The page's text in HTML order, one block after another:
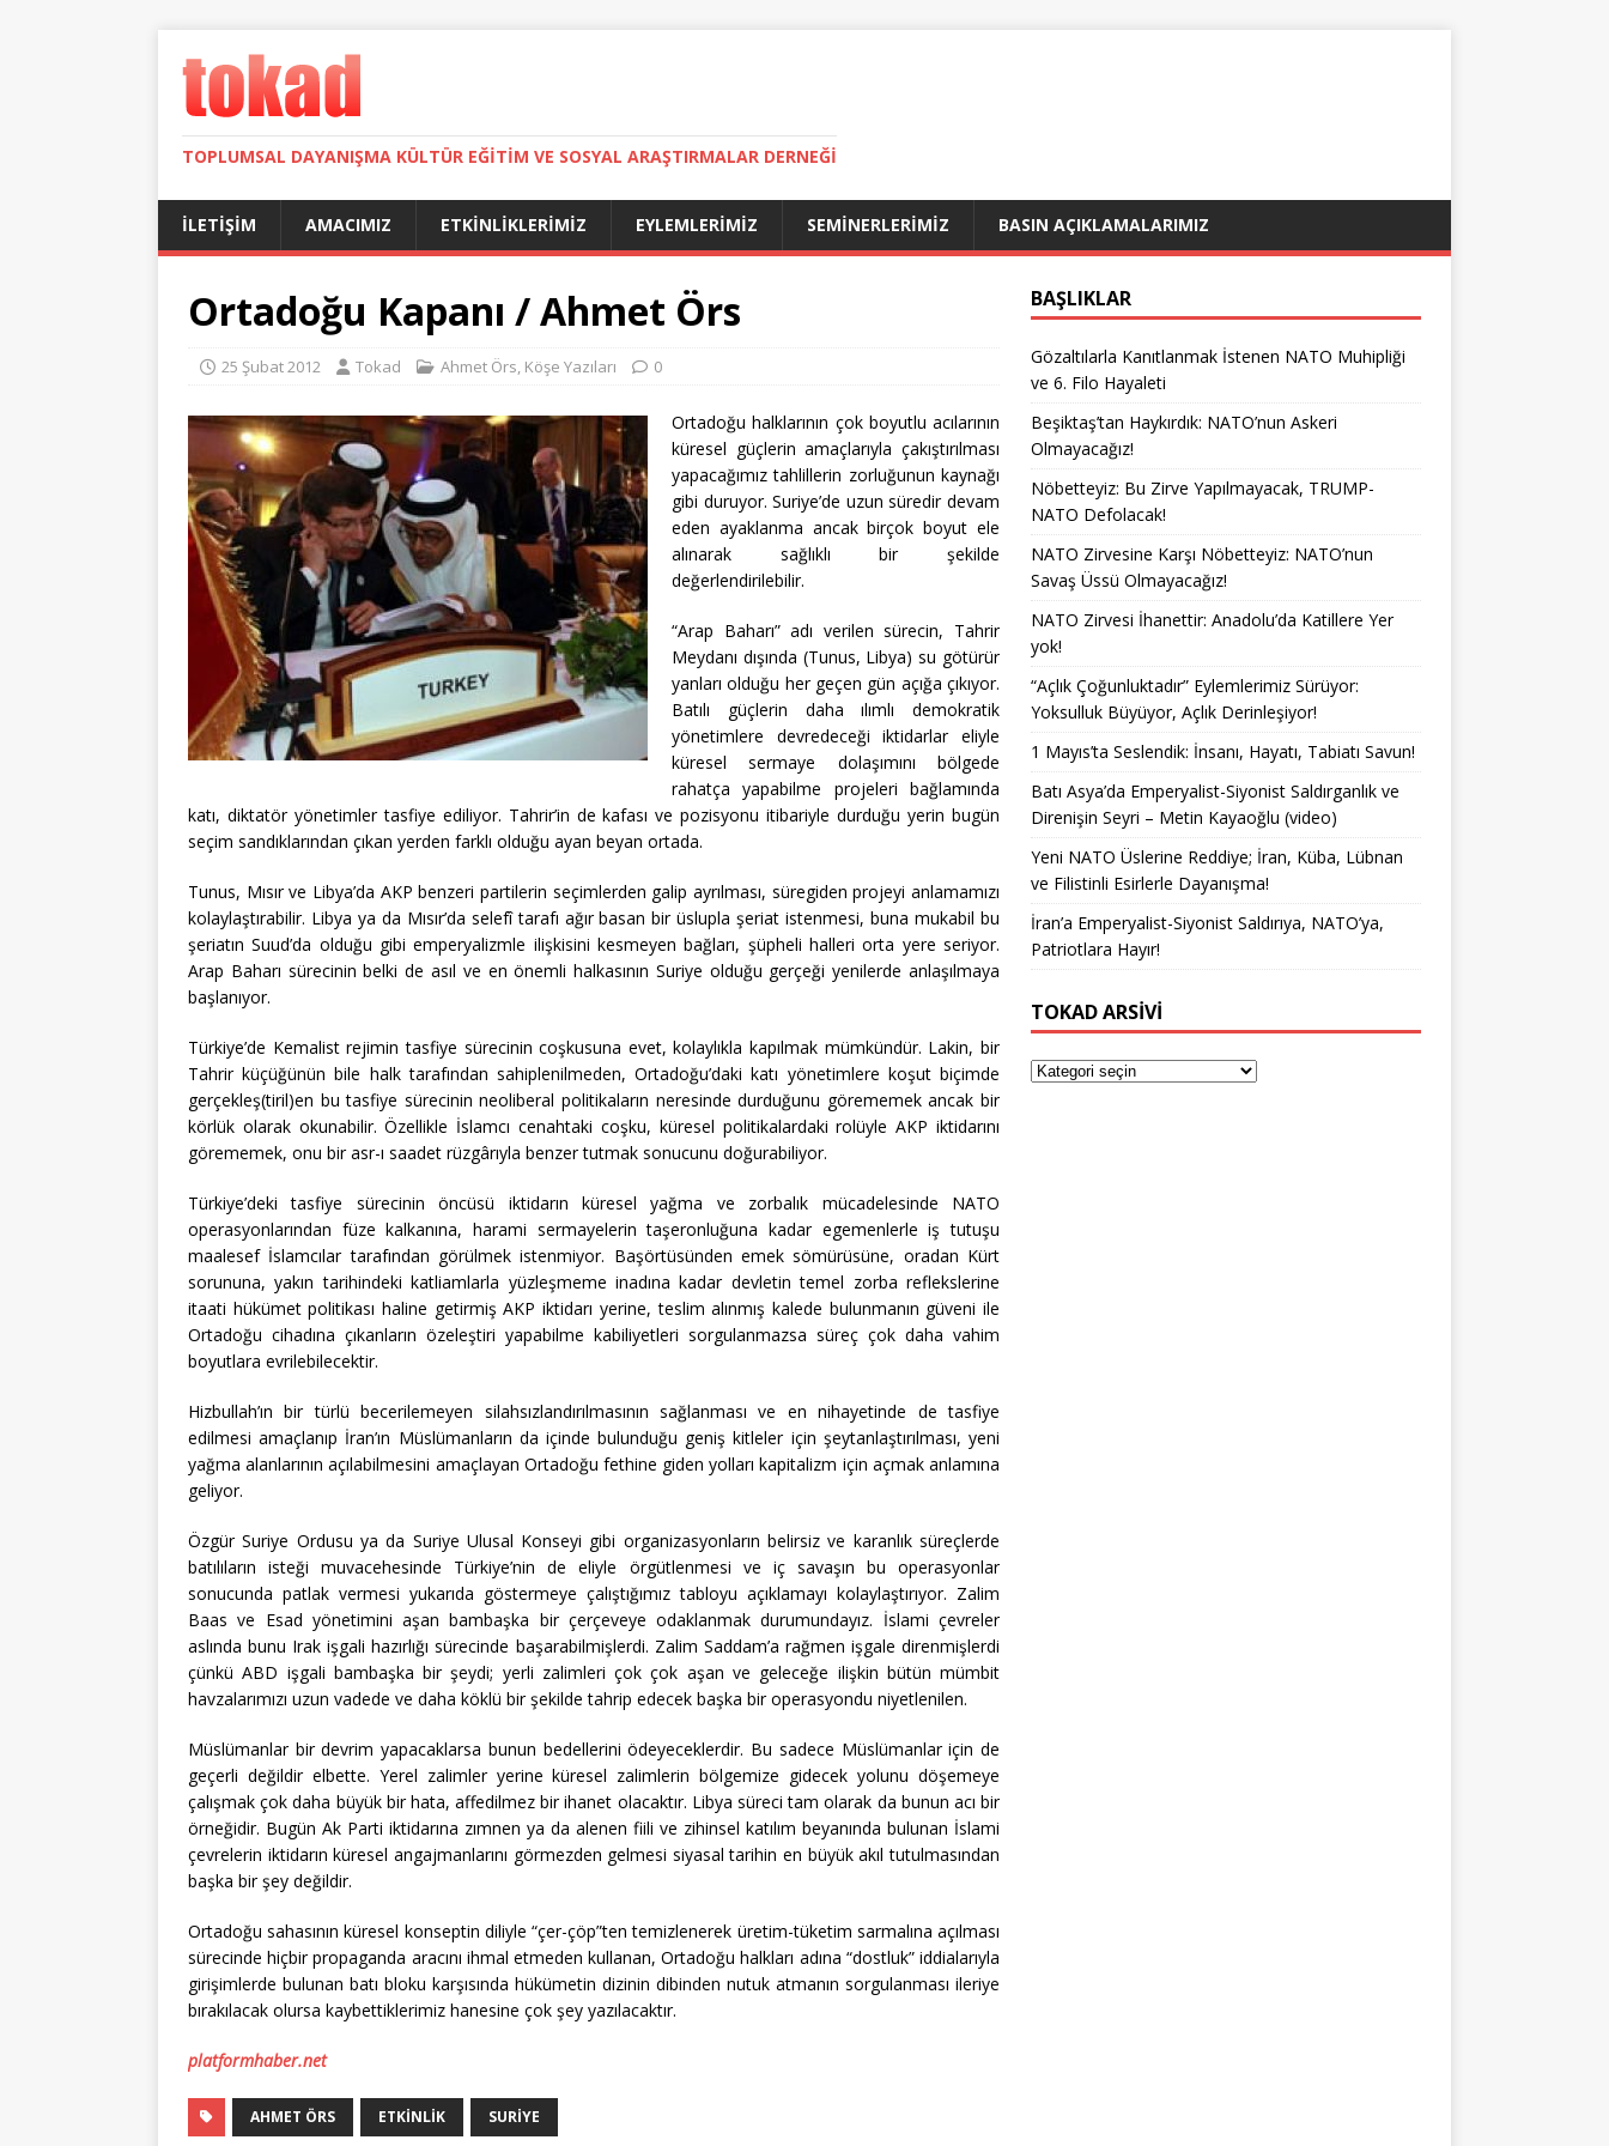
TOPLUMSAL DAYANIŞMA KÜLTÜR EĞITIM VE SOSYAL ARAŞTIRMALAR DERNEĞI
İLETIŞIM AMACIMIZ ETKINLIKLERIMIZ EYLEMLERIMIZ SEMINERLERIMIZ BASIN AÇIKLAMALARIMIZ
Ortadoğu Kapanı / Ahmet Örs
25 Şubat 2012 Tokad Ahmet Örs, Köşe Yazıları 0
Ortadoğu halklarının çok boyutlu acılarının
küresel güçlerin amaçlarıyla çakıştırılması
yapacağımız tahlillerin zorluğunun kaynağı
gibi duruyor. Suriye’de uzun süredir devam
eden ayaklanma ancak birçok boyut ele
alınarak sağlıklı bir şekilde
değerlendirilebilir.
“Arap Baharı” adı verilen sürecin, Tahrir
Meydanı dışında (Tunus, Libya) su götürür
yanları olduğu her geçen gün açığa çıkıyor.
Batılı güçlerin daha ılımlı demokratik
yönetimlere devredeceği iktidarlar eliyle
küresel sermaye dolaşımını bölgede
rahatça yapabilme projeleri bağlamında
katı, diktatör yönetimler tasfiye ediliyor. Tahrir’in de kafası ve pozisyonu itibariyle durduğu yerin bugün
seçim sandıklarından çıkan yerden farklı olduğu ayan beyan ortada.
Tunus, Mısır ve Libya’da AKP benzeri partilerin seçimlerden galip ayrılması, süregiden projeyi anlamamızı
kolaylaştırabilir. Libya ya da Mısır’da selefî tarafı ağır basan bir üslupla şeriat istenmesi, buna mukabil bu
şeriatın Suud’da olduğu gibi emperyalizmle ilişkisini kesmeyen bağları, şüpheli halleri orta yere seriyor.
Arap Baharı sürecinin belki de asıl ve en önemli halkasının Suriye olduğu gerçeği yenilerde anlaşılmaya
başlanıyor.
Türkiye’de Kemalist rejimin tasfiye sürecinin coşkusuna evet, kolaylıkla kapılmak mümkündür. Lakin, bir
Tahrir küçüğünün bile halk tarafından sahiplenilmeden, Ortadoğu’daki katı yönetimlere koşut biçimde
gerçekleş(tiril)en bu tasfiye sürecinin neoliberal politikaların neresinde durduğunu görememek ancak bir
körlük olarak okunabilir. Özellikle İslamcı cenahtaki coşku, küresel politikalardaki rolüyle AKP iktidarını
görememek, onu bir asr-ı saadet rüzgârıyla benzer tutmak sonucunu doğurabiliyor.
Türkiye’deki tasfiye sürecinin öncüsü iktidarın küresel yağma ve zorbalık mücadelesinde NATO
operasyonlarından füze kalkanına, harami sermayelerin taşeronluğuna kadar egemenlerle iş tutuşu
maalesef İslamcılar tarafından görülmek istenmiyor. Başörtüsünden emek sömürüsüne, oradan Kürt
sorununa, yakın tarihindeki katliamlarla yüzleşmeme inadına kadar devletin temel zorba reflekslerine
itaati hükümet politikası haline getirmiş AKP iktidarı yerine, teslim alınmış kalede bulunmanın güveni ile
Ortadoğu cihadına çıkanların özeleştiri yapabilme kabiliyetleri sorgulanmazsa süreç çok daha vahim
boyutlara evrilebilecektir.
Hizbullah’ın bir türlü becerilemeyen silahsızlandırılmasının sağlanması ve en nihayetinde de tasfiye
edilmesi amaçlanıp İran’ın Müslümanların da içinde bulunduğu geniş kitleler için şeytanlaştırılması, yeni
yağma alanlarının açılabilmesini amaçlayan Ortadoğu fethine giden yolları kapitalizm için açmak anlamına
geliyor.
Özgür Suriye Ordusu ya da Suriye Ulusal Konseyi gibi organizasyonların belirsiz ve karanlık süreçlerde
batılıların isteği muvacehesinde Türkiye’nin de eliyle örgütlenmesi ve iç savaşın bu operasyonlar
sonucunda patlak vermesi yukarıda göstermeye çalıştığımız tabloyu açıklamayı kolaylaştırıyor. Zalim
Baas ve Esad yönetimini aşan bambaşka bir çerçeveye odaklanmak durumundayız. İslami çevreler
aslında bunu Irak işgali hazırlığı sürecinde başarabilmişlerdi. Zalim Saddam’a rağmen işgale direnmişlerdi
çünkü ABD işgali bambaşka bir şeydi; yerli zalimleri çok çok aşan ve geleceğe ilişkin bütün mümbit
havzalarımızı uzun vadede ve daha köklü bir şekilde tahrip edecek başka bir operasyondu niyetlenilen.
Müslümanlar bir devrim yapacaklarsa bunun bedellerini ödeyeceklerdir. Bu sadece Müslümanlar için de
geçerli değildir elbette. Yerel zalimler yerine küresel zalimlerin bölgemize gidecek yolunu döşemeye
çalışmak çok daha büyük bir hata, affedilmez bir ihanet olacaktır. Libya süreci tam olarak da bunun acı bir
örneğidir. Bugün Ak Parti iktidarına zımnen ya da alenen fiili ve zihinsel katılım beyanında bulunan İslami
çevrelerin iktidarın küresel angajmanlarını görmezden gelmesi siyasal tarihin en büyük akıl tutulmasından
başka bir şey değildir.
Ortadoğu sahasının küresel konseptin diliyle “çer-çöp”ten temizlenerek üretim-tüketim sarmalına açılması
sürecinde hiçbir propaganda aracını ihmal etmeden kullanan, Ortadoğu halkları adına “dostluk” iddialarıyla
girişimlerde bulunan batı bloku karşısında hükümetin dizinin dibinden nutuk atmanın sorgulanması ileriye
bırakılacak olursa kaybettiklerimiz hanesine çok şey yazılacaktır.
platformhaber.net
AHMET ÖRS ETKINLIK SURIYE
BAŞLIKLAR
Gözaltılarla Kanıtlanmak İstenen NATO Muhipliği
ve 6. Filo Hayaleti
Beşiktaş’tan Haykırdık: NATO’nun Askeri
Olmayacağız!
Nöbetteyiz: Bu Zirve Yapılmayacak, TRUMP-
NATO Defolacak!
NATO Zirvesine Karşı Nöbetteyiz: NATO’nun
Savaş Üssü Olmayacağız!
NATO Zirvesi İhanettir: Anadolu’da Katillere Yer
yok!
“Açlık Çoğunluktadır” Eylemlerimiz Sürüyor:
Yoksulluk Büyüyor, Açlık Derinleşiyor!
1 Mayıs’ta Seslendik: İnsanı, Hayatı, Tabiatı Savun!
Batı Asya’da Emperyalist-Siyonist Saldırganlık ve
Direnişin Seyri – Metin Kayaoğlu (video)
Yeni NATO Üslerine Reddiye; İran, Küba, Lübnan
ve Filistinli Esirlerle Dayanışma!
İran’a Emperyalist-Siyonist Saldırıya, NATO’ya,
Patriotlara Hayır!
TOKAD ARSIVI